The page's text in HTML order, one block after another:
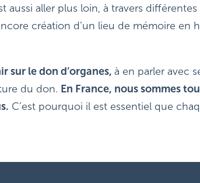
aussi aller plus loin, à travers
création d’un lieu de mémoire en
sur le don d’organes, à en parler avec
du don. En France, nous sommes
C’est pourquoi il est essentiel que